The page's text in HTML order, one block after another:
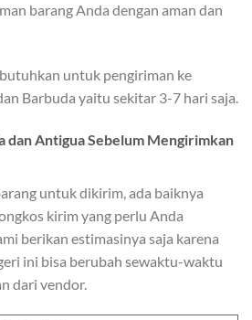
barang Anda dengan aman dan
untuk pengiriman ke
Barbuda yaitu sekitar 3-7 hari saja.
dan Antigua Sebelum Mengirimkan
untuk dikirim, ada baiknya
kirim yang perlu Anda
berikan estimasinya saja karena
ini bisa berubah sewaktu-waktu
dari vendor.